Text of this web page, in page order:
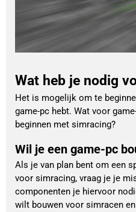
Wat heb je nodig
Het is mogelijk om te
game-pc hebt. Wat voor
beginnen met simracing?
Wil je een game-pc
Als je van plan bent om een
voor simracing, vraag je je
componenten je hiervoor
wilt bouwen voor simracen